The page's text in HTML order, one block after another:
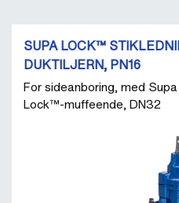
SUPA LOCK™
DUKTILJERN, PN16
For sideanboring, med
Lock™-muffeende, DN32